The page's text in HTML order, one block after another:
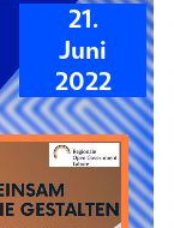
21.
Juni
2022